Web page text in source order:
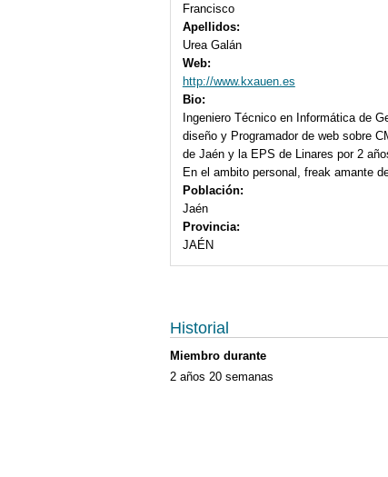
Francisco
Apellidos:
Urea Galán
Web:
http://www.kxauen.es
Bio:
Ingeniero Técnico en Informática de
diseño y Programador de web sobre
de Jaén y la EPS de Linares por 2
En el ambito personal, freak amante
Población:
Jaén
Provincia:
JAÉN
Historial
Miembro durante
2 años 20 semanas